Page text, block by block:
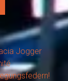
Jogger